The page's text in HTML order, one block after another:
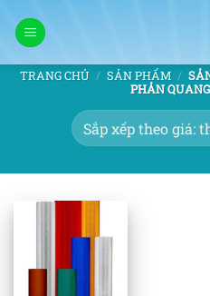
qua
dungTRANG CHỦ / SẢN PHẨM /
PHẢN